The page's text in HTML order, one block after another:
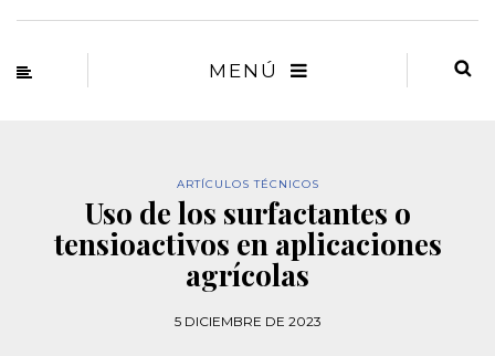
MENÚ
ARTÍCULOS TÉCNICOS
Uso de los surfactantes o
tensioactivos en aplicaciones
agrícolas
5 DICIEMBRE DE 2023